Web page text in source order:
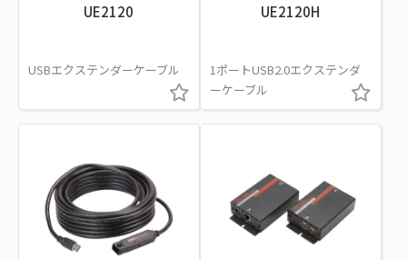
UE2120
USBエクステンダーケーブル
UE2120H
1ポートUSB2.0エクステンダ
ーケーブル